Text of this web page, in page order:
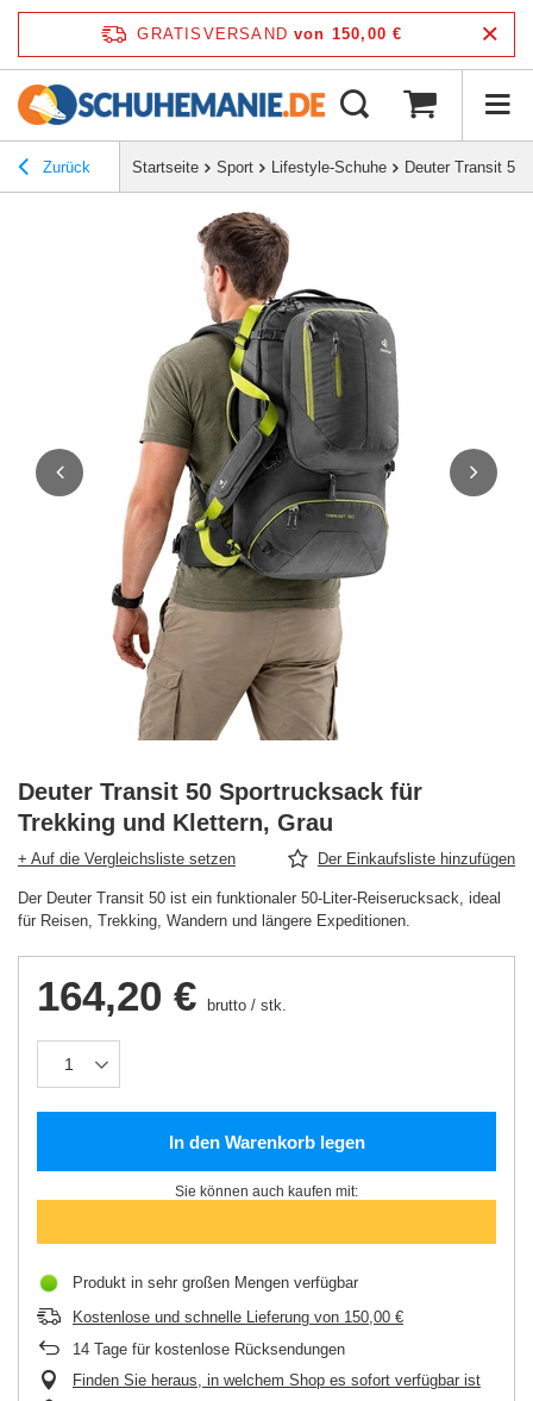
GRATISVERSAND von 150,00 €
Zurück Startseite Sport Lifestyle-Schuhe Deuter Transit 50
Deuter Transit 50 Sportrucksack für
Trekking und Klettern, Grau
+ Auf die Vergleichsliste setzen Der Einkaufsliste hinzufügen
Der Deuter Transit 50 ist ein funktionaler 50-Liter-Reiserucksack, ideal
für Reisen, Trekking, Wandern und längere Expeditionen.
164,20 € brutto / stk.
In den Warenkorb legen
Sie können auch kaufen mit:
Produkt in sehr großen Mengen verfügbar
Kostenlose und schnelle Lieferung von 150,00 €
14 Tage für kostenlose Rücksendungen
Finden Sie heraus, in welchem Shop es sofort verfügbar ist